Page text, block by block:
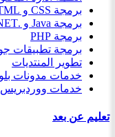
برمجة CSS و HTML
برمجة Java و .NET
برمجة PHP
برمجة تطبيقات
تطوير المنتديات
خدمات مدونات
خدمات ووردبريس
تعليم عن بعد